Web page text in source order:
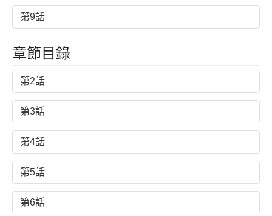
第9話
章節目錄
第2話
第3話
第4話
第5話
第6話